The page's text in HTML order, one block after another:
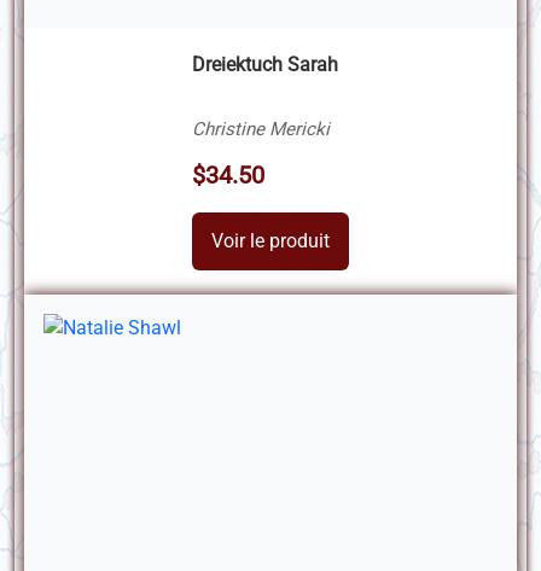
Dreiektuch Sarah
Christine Mericki
$34.50
Voir le produit